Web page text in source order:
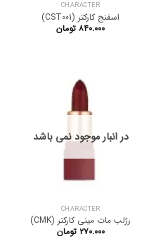
CHARACTER
اسفنج کارکتر (CST001)
۸۴۰.۰۰۰ تومان
در انبار موجود نمی باشد
CHARACTER
رژلب مات مینی کارکتر (CMK)
۲۷۰.۰۰۰ تومان